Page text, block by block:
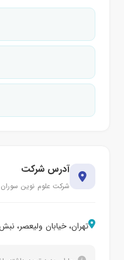
آدرس شرکت
شرکت علوم نوین سوران
تهران، خیابان ولیعصر، نبش